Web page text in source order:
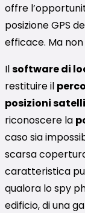
offre
posizione GPS
efficace. Ma non
Ilsoftware di
restituire il
posizioni
riconoscere la
caso sia
scarsa
caratteristica
qualora lo spy
edificio, di una